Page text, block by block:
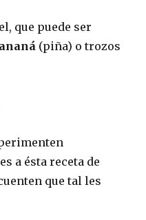
que puede ser
ananá (piña) o trozos
a ésta receta de
que tal les